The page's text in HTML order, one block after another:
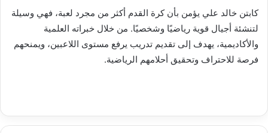
كابتن خالد علي يؤمن بأن كرة القدم أكثر من مجرد لعبة، فهي وسيلة
لتنشئة أجيال قوية رياضيًا وشخصيًا. من خلال خبراته العلمية
والأكاديمية، يهدف إلى تقديم تدريب يرفع مستوى اللاعبين، ويمنحهم
فرصة للاحتراف وتحقيق أحلامهم الرياضية.